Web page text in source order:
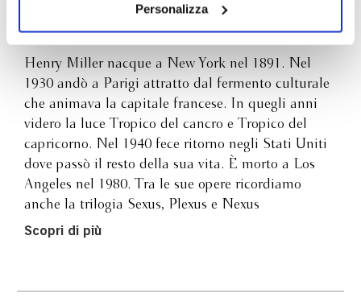
il tuo consenso alla profilazione che potrai revocare in
ogni momentoRevoca
Personalizza
Henry Miller
Henry Miller nacque a New York nel 1891. Nel
1930 andò a Parigi attratto dal fermento culturale
che animava la capitale francese. In quegli anni
videro la luce Tropico del cancro e Tropico del
capricorno. Nel 1940 fece ritorno negli Stati Uniti
dove passò il resto della sua vita. È morto a Los
Angeles nel 1980. Tra le sue opere ricordiamo
anche la trilogia Sexus, Plexus e Nexus
Scopri di più